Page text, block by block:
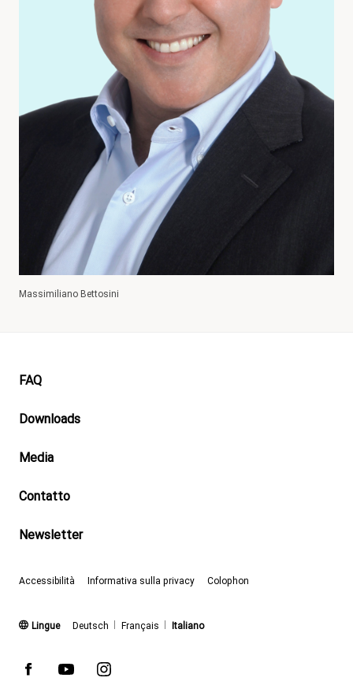
Massimiliano Bettosini
Footer
FAQ
Downloads
Media
Contatto
Newsletter
Accessibilità Informativa sulla privacy Colophon
Lingue Deutsch Français Italiano